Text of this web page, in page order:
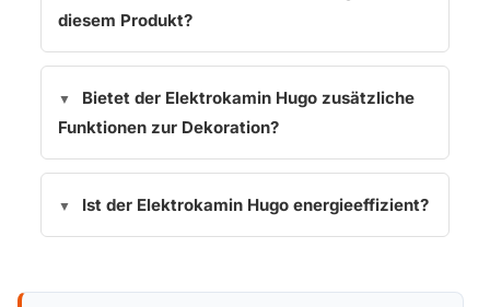
diesem Produkt?
Bietet der Elektrokamin Hugo zusätzliche
Funktionen zur Dekoration?
Ist der Elektrokamin Hugo energieeffizient?